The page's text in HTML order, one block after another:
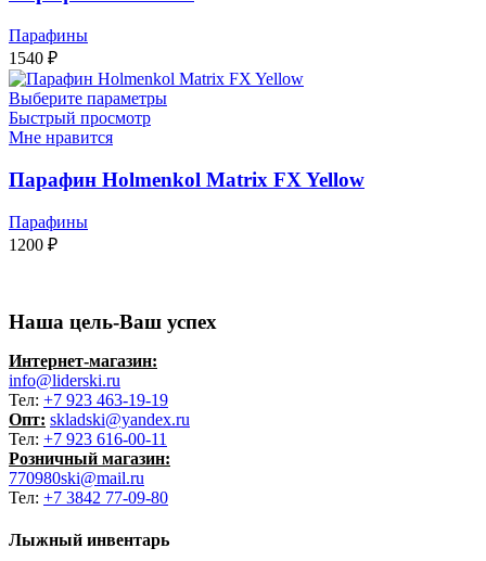
Парафины
1540 ₽
Выберите параметры
Быстрый просмотр
Мне нравится
Парафин Holmenkol Matrix FX Yellow
Парафины
1200 ₽
Наша цель-Ваш успех
Интернет-магазин:
info@liderski.ru
Тел: +7 923 463-19-19
Опт: skladski@yandex.ru
Тел: +7 923 616-00-11
Розничный магазин:
770980ski@mail.ru
Тел: +7 3842 77-09-80
Лыжный инвентарь